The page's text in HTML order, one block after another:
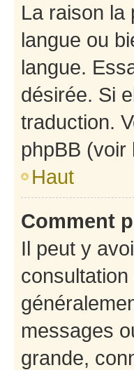
La raison la
langue ou
langue.
désirée. Si
traduction.
phpBB (voir
Haut
Comment
Il peut y
messages
grande,